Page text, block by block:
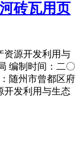
砖瓦用页
资源开发利用与
编制时间：二〇
随州市曾都区府
开发利用与生态